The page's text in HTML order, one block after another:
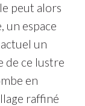
peut alors
un espace
un
de ce lustre
en
raffiné